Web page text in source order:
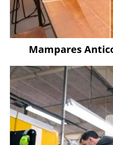
Mampares